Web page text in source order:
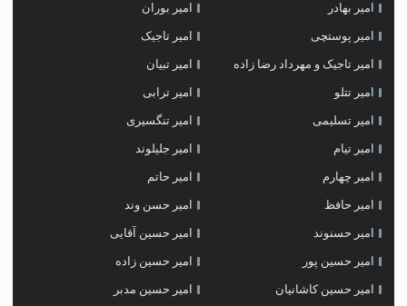
امیر بهادر امیر بوران
امیر پوستچی امیر تاجیک
امیر تاجیک و مهرداد رضا زاده امیر تبیان
امیر تتلو امیر ترابی
امیر تسلیمی امیر تنگسیری
امیر تیام امیر جلیلوند
امیر چهارم امیر حاتم
امیر حافظ امیر حسن وند
امیر حسنوند امیر حسین آقایی
امیر حسین پور امیر حسین زاده
امیر حسین کاشانیان امیر حسین مدبر